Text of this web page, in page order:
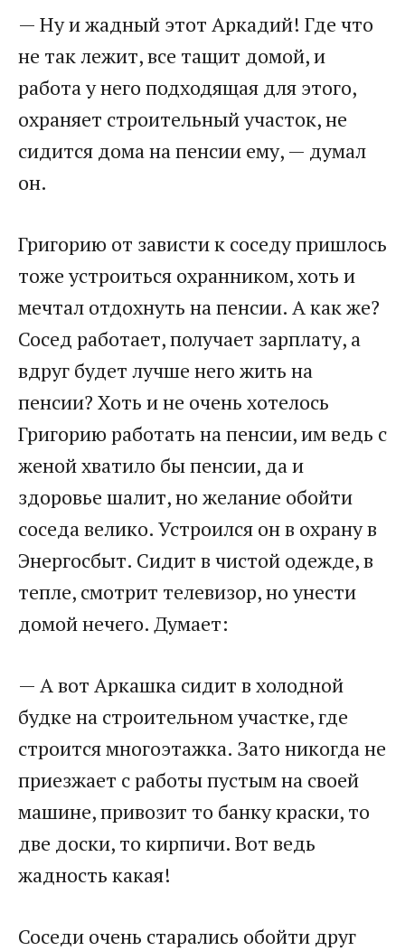
— Ну и жадный этот Аркадий! Где что
не так лежит, все тащит домой, и
работа у него подходящая для этого,
охраняет строительный участок, не
сидится дома на пенсии ему, — думал
он.
Григорию от зависти к соседу пришлось
тоже устроиться охранником, хоть и
мечтал отдохнуть на пенсии. А как же?
Сосед работает, получает зарплату, а
вдруг будет лучше него жить на
пенсии? Хоть и не очень хотелось
Григорию работать на пенсии, им ведь с
женой хватило бы пенсии, да и
здоровье шалит, но желание обойти
соседа велико. Устроился он в охрану в
Энергосбыт. Сидит в чистой одежде, в
тепле, смотрит телевизор, но унести
домой нечего. Думает:
— А вот Аркашка сидит в холодной
будке на строительном участке, где
строится многоэтажка. Зато никогда не
приезжает с работы пустым на своей
машине, привозит то банку краски, то
две доски, то кирпичи. Вот ведь
жадность какая!
Соседи очень старались обойти друг